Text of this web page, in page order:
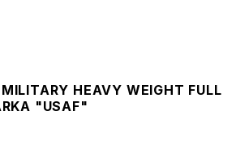
HEAVY WEIGHT FULL
"USAF"